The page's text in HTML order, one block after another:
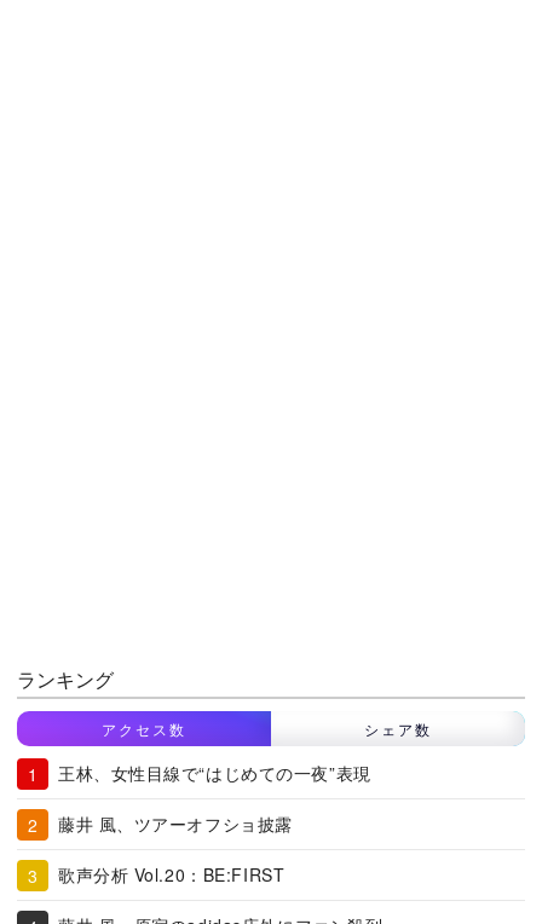
ランキング
アクセス数 シェア数
王林、女性目線で“はじめての一夜”表現
藤井 風、ツアーオフショ披露
歌声分析 Vol.20：BE:FIRST